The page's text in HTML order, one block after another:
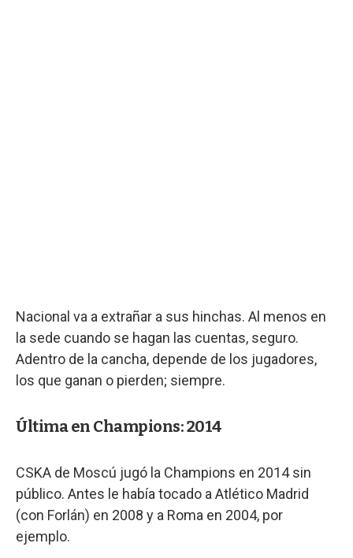
Nacional va a extrañar a sus hinchas. Al menos en
la sede cuando se hagan las cuentas, seguro.
Adentro de la cancha, depende de los jugadores,
los que ganan o pierden; siempre.
Última en Champions: 2014
CSKA de Moscú jugó la Champions en 2014 sin
público. Antes le había tocado a Atlético Madrid
(con Forlán) en 2008 y a Roma en 2004, por
ejemplo.